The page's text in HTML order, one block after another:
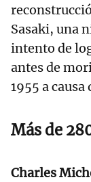
Sasaki, una
intento de
antes de
1955 a
Más de
Charles